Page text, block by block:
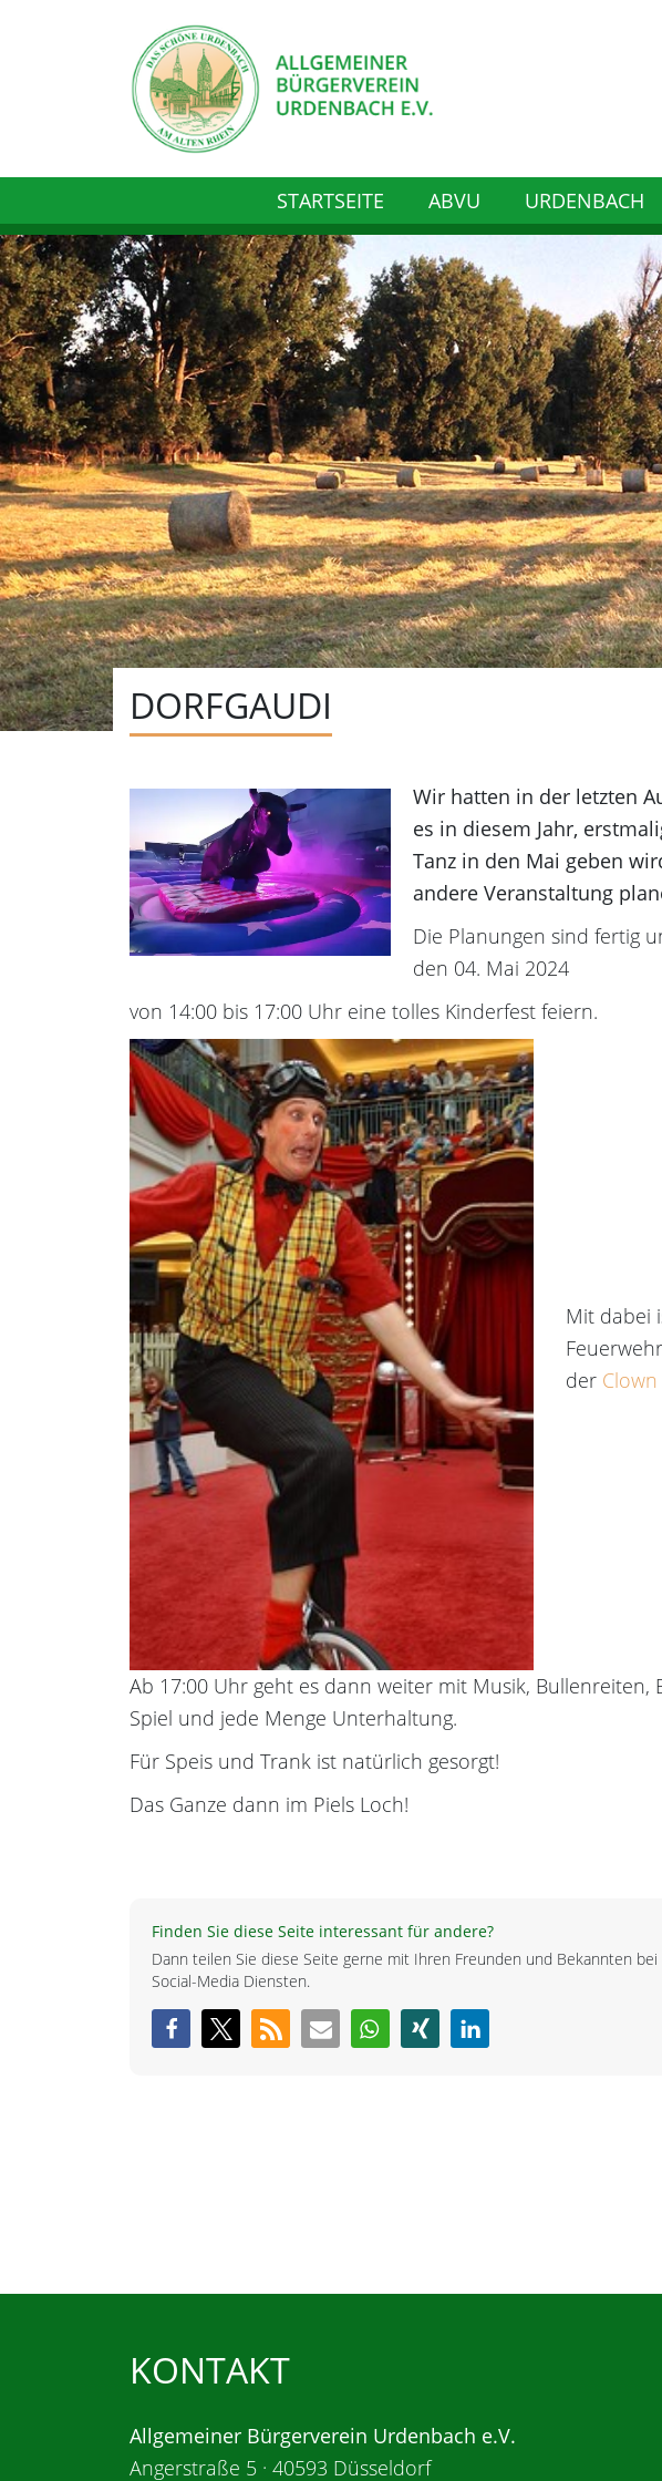
STARTSEITE ABVU URDENBACH
DORFGAUDI
Wir hatten in der letzten
es in diesem Jahr,
Tanz in den Mai geben
andere Veranstaltung
Die Planungen sind fertig
den 04. Mai 2024
von 14:00 bis 17:00 Uhr eine tolles Kinderfest feiern.
Mit dabei
der
Ab 17:00 Uhr geht es dann weiter mit Musik, Bullenreiten,
Spiel und jede Menge Unterhaltung.
Für Speis und Trank ist natürlich gesorgt!
Das Ganze dann im Piels Loch!
Finden Sie diese Seite interessant für andere?
Dann teilen Sie diese Seite gerne mit Ihren Freunden und Bekannten
Social-Media Diensten.
KONTAKT
Allgemeiner Bürgerverein Urdenbach e.V.
Angerstraße 5 · 40593 Düsseldorf